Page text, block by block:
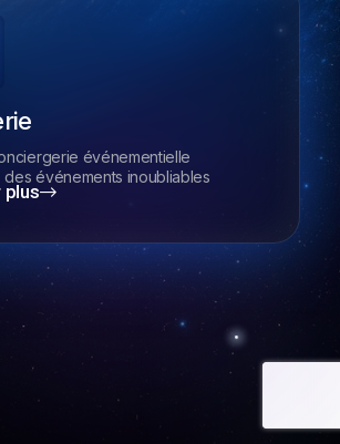
événementielle
des événements inoubliables
plus